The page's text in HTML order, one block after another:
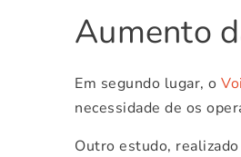
Aumento
Em segundo lugar, o
necessidade de os
Outro estudo,